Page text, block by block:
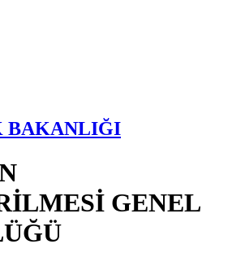
BAKANLIĞI
GENEL